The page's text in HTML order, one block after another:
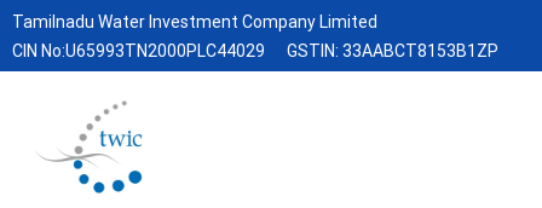
Tamilnadu Water Investment Company Limited
CIN No:U65993TN2000PLC44029
GSTIN: 33AABCT8153B1ZP